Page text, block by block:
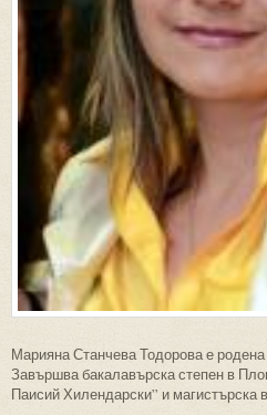
Марияна Станчева Тодорова е родена
Завършва бакалавърска степен в
Паисий Хилендарски” и магистърска